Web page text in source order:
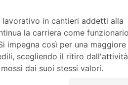
in cantieri addetti alla
la carriera come
impegna così per una maggiore
scegliendo il ritiro
dai suoi stessi valori.